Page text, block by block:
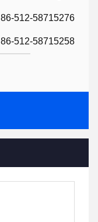
86-512-58715276
86-512-58715258